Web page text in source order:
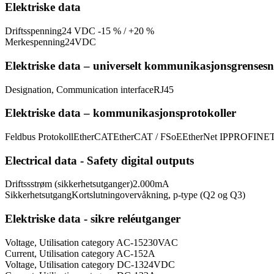
Elektriske data
Driftsspenning24 VDC -15 % / +20 %
Merkespenning24VDC
Elektriske data – universelt
Designation, Communication interfaceRJ45
Elektriske data – kommunikasjonsprotokoller
Feldbus ProtokollEtherCATEtherCAT / FSoEEtherNet IP
Electrical data - Safety digital outputs
Driftssstrøm (sikkerhetsutganger)2.000mA
SikkerhetsutgangKortslutningovervåkning, p-type (Q2 og Q3)
Elektriske data - sikre reléutganger
Voltage, Utilisation category AC-15230VAC
Current, Utilisation category AC-152A
Voltage, Utilisation category DC-1324VDC